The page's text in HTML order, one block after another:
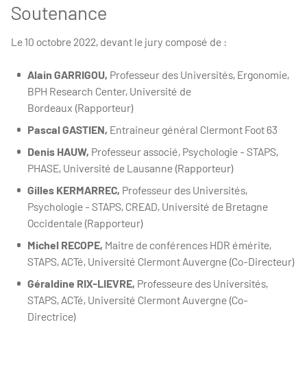
Soutenance
Le 10 octobre 2022, devant le jury composé de :
Alain GARRIGOU, Professeur des Universités, Ergonomie,
BPH Research Center, Université de
Bordeaux (Rapporteur)
Pascal GASTIEN, Entraineur général Clermont Foot 63
Denis HAUW, Professeur associé, Psychologie - STAPS,
PHASE, Université de Lausanne (Rapporteur)
Gilles KERMARREC, Professeur des Universités,
Psychologie - STAPS, CREAD, Université de Bretagne
Occidentale (Rapporteur)
Michel RECOPE, Maitre de conférences HDR émérite,
STAPS, ACTé, Université Clermont Auvergne (Co-Directeur)
Géraldine RIX-LIEVRE, Professeure des Universités,
STAPS, ACTé, Université Clermont Auvergne (Co-
Directrice)